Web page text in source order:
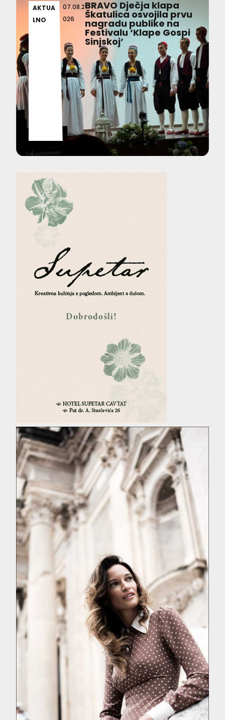
AKTUA
LNO
07.08.2
026
BRAVO Dječja klapa
Škatulica osvojila prvu
nagradu publike na
Festivalu ‘Klape Gospi
Sinjskoj’